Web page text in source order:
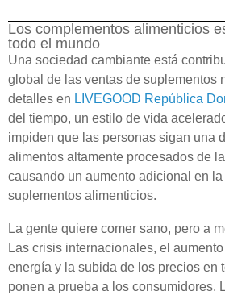
Los complementos alimenticios
todo el mundo
Una sociedad cambiante está
global de las ventas de suplementos
detalles en LIVEGOOD República
del tiempo, un estilo de vida
impiden que las personas sigan una
alimentos altamente procesados de
causando un aumento adicional en
suplementos alimenticios.
La gente quiere comer sano, pero a
Las crisis internacionales, el
energía y la subida de los precios en
ponen a prueba a los consumidores.